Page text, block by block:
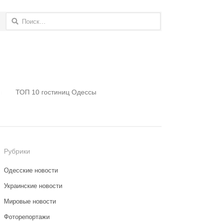
Найти:
ТОП 10 гостиниц Одессы
Рубрики
Одесские новости
Украинские новости
Мировые новости
Фоторепортажи